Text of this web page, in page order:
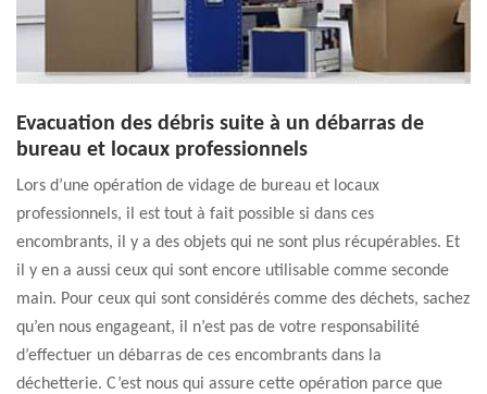
Evacuation des débris suite à un débarras de
bureau et locaux professionnels
Lors d’une opération de vidage de bureau et locaux
professionnels, il est tout à fait possible si dans ces
encombrants, il y a des objets qui ne sont plus récupérables. Et
il y en a aussi ceux qui sont encore utilisable comme seconde
main. Pour ceux qui sont considérés comme des déchets, sachez
qu’en nous engageant, il n’est pas de votre responsabilité
d’effectuer un débarras de ces encombrants dans la
déchetterie. C’est nous qui assure cette opération parce que